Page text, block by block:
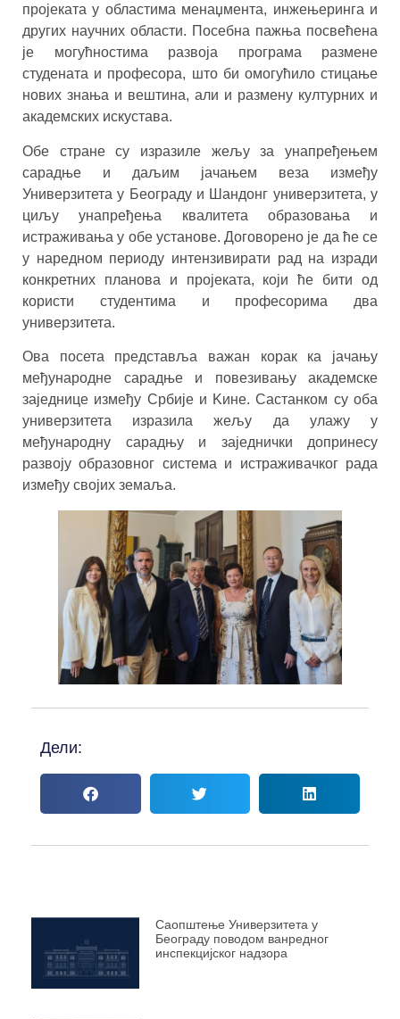
пројеката у областима менаџмента, инжењеринга и
других научних области. Посебна пажња посвећена
је могућностима развоја програма размене
студената и професора, што би омогућило стицање
нових знања и вештина, али и размену културних и
академских искустава.
Обе стране су изразиле жељу за унапређењем
сарадње и даљим јачањем веза између
Универзитета у Београду и Шандонг универзитета, у
циљу унапређења квалитета образовања и
истраживања у обе установе. Договорено је да ће се
у наредном периоду интензивирати рад на изради
конкретних планова и пројеката, који ће бити од
користи студентима и професорима два
универзитета.
Ова посета представља важан корак ка јачању
међународне сарадње и повезивању академске
заједнице између Србије и Kине. Састанком су оба
универзитета изразила жељу да улажу у
међународну сарадњу и заједнички допринесу
развоју образовног система и истраживачког рада
између својих земаља.
Дели:
Саопштење Универзитета у
Београду поводом ванредног
инспекцијског надзора